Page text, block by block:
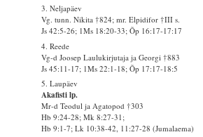
3. Neljapäev
Vg. tunn. Nikita †824; mr. Elpidifor †III s.
Js 42:5-26; 1Ms 18:20-33; Õp 16:17-17:17
4. Reede
Vg-d Joosep Laulukirjutaja ja Georgi †883
Js 45:11-17; 1Ms 22:1-18; Õp 17:17-18:5
5. Laupäev
Akafisti lp.
Mr-d Teodul ja Agatopod †303
Hb 9:24-28; Mk 8:27-31;
Hb 9:1-7; Lk 10:38-42, 11:27-28 (Jumalaema)